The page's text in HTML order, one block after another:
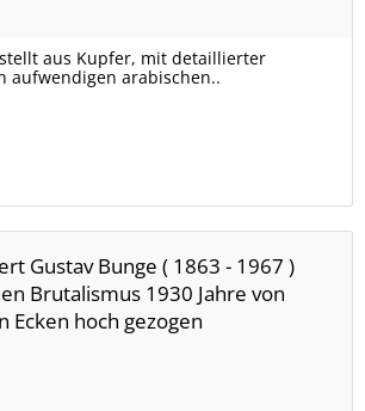
aus Kupfer, mit detaillierter
aufwendigen arabischen..